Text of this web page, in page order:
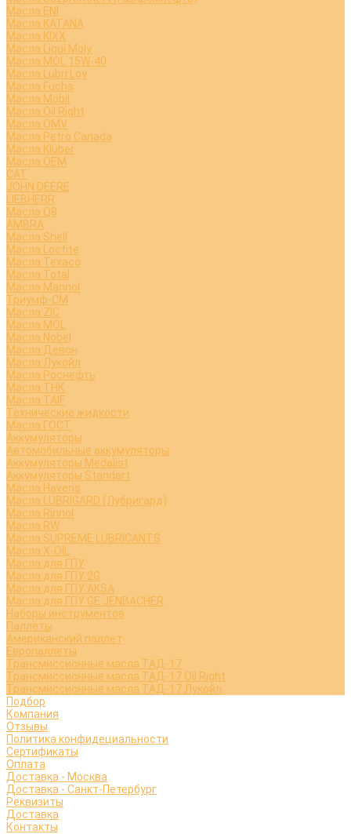
Масла ENI
Масла KATANA
Масла KIXX
Масла Liqui Moly
Масла MOL 15W-40
Масла Lubri Loy
Масла Fuchs
Масла Mobil
Масла Oil Right
Масла OMV
Масла Petro Canada
Масла Kluber
Масла OEM
CAT
JOHN DEERE
LIEBHERR
Масла Q8
AMBRA
Масла Shell
Масла Loctite
Масла Texaco
Масла Total
Масла Mannol
Триумф-СМ
Масла ZIC
Масла MOL
Масла Nobel
Масла Девон
Масла Лукойл
Масла Роснефть
Масла ТНК
Масла TAIF
Технические жидкости
Масла ГОСТ
Аккумуляторы
Автомобильные аккумуляторы
Аккумуляторы Medalist
Аккумуляторы Standart
Масла Havens
Масла LUBRIGARD (Лубригард)
Масла Rinnol
Масла RW
Масла SUPREME LUBRICANTS
Масла X-OIL
Масла для ГПУ
Масла для ГПУ 2G
Масла для ГПУ AKSA
Масла для ГПУ GE JENBACHER
Наборы инструментов
Паллеты
Американский паллет
Европаллеты
Трансмиссионные масла ТАД-17
Трансмиссионные масла ТАД-17 Oil Right
Трансмиссионные масла ТАД-17 Лукойл
Подбор
Компания
Отзывы
Политика конфидециальности
Сертификаты
Оплата
Доставка - Москва
Доставка - Санкт-Петербург
Реквизиты
Доставка
Контакты